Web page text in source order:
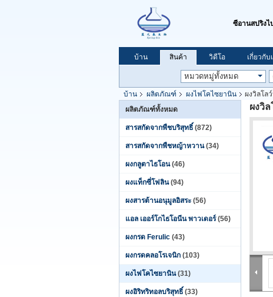
ซีอานสปริงไ
บ้าน สินค้า วิดีโอ เกี่ยวกับ
บ้าน ผลิตภัณฑ์ ผงไฟโคไซยานิน
ผงวิลโล
ผลิตภัณฑ์ทั้งหมด
สารสกัดจากพืชบริสุทธิ์ (872)
สารสกัดจากพืชหญ้าหวาน (34)
ผงกลูตาไธโอน (46)
ผงแท็กซี่โฟลิน (94)
ผงสารต้านอนุมูลอิสระ (56)
แอล เออร์โกไธโอนีน พาวเดอร์ (56)
ผงกรด Ferulic (43)
ผงกรดคลอโรเจนิก (103)
ผงไฟโคไซยานิน (31)
ผงอิริทริทอลบริสุทธิ์ (33)
ผงวิ